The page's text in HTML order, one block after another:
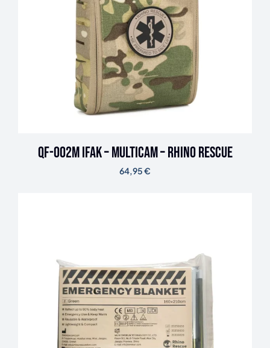
QF-002M IFAK – Multicam – Rhino Rescue
64,95€